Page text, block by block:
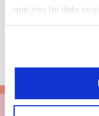
que heu fet dels